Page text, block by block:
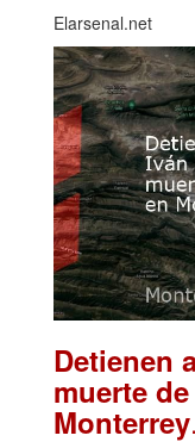
Elarsenal.net
Detienen
muerte
Monterrey